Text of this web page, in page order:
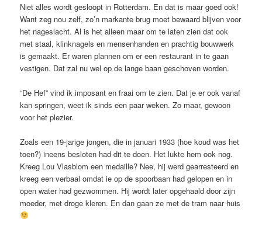
Niet alles wordt gesloopt in Rotterdam. En dat is maar goed ook!
Want zeg nou zelf, zo’n markante brug moet bewaard blijven voor
het nageslacht. Al is het alleen maar om te laten zien dat ook
met staal, klinknagels en mensenhanden en prachtig bouwwerk
is gemaakt. Er waren plannen om er een restaurant in te gaan
vestigen. Dat zal nu wel op de lange baan geschoven worden.
“De Hef” vind ik imposant en fraai om te zien. Dat je er ook vanaf
kan springen, weet ik sinds een paar weken. Zo maar, gewoon
voor het plezier.
Zoals een 19-jarige jongen, die in januari 1933 (hoe koud was het
toen?) ineens besloten had dit te doen. Het lukte hem ook nog.
Kreeg Lou Vlasblom een medaille? Nee, hij werd gearresteerd en
kreeg een verbaal omdat ie op de spoorbaan had gelopen en in
open water had gezwommen. Hij wordt later opgehaald door zijn
moeder, met droge kleren. En dan gaan ze met de tram naar huis